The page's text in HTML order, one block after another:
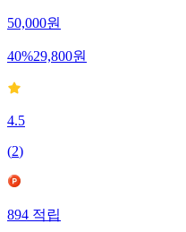
50,000원
40%29,800원
4.5
(2)
894적립